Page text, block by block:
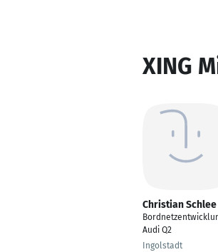
XING
Christian Schlee
Audi Q2
Ingolstadt